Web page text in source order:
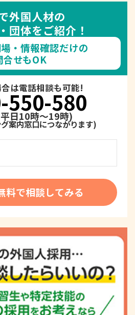
外国人材の
団体をご紹介！
・情報確認だけの
合せもOK
は電話相談も可能!
550-580
日10時～19時)
料で相談してみる